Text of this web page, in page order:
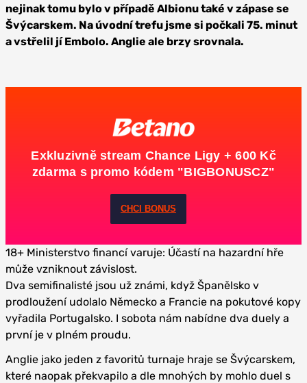
nejinak tomu bylo v případě Albionu také v zápase se
Švýcarskem. Na úvodní trefu jsme si počkali 75. minut
a vstřelil jí Embolo. Anglie ale brzy srovnala.
Exkluzivně stream Chance Ligy + 600 Kč
zdarma s promo kódem "BIGBONUSCZ"
CHCI BONUS
18+ Ministerstvo financí varuje: Účastí na hazardní hře
může vzniknout závislost.
Dva semifinalisté jsou už známi, když Španělsko v
prodloužení udolalo Německo a Francie na pokutové kopy
vyřadila Portugalsko. I sobota nám nabídne dva duely a
první je v plném proudu.
Anglie jako jeden z favoritů turnaje hraje se Švýcarskem,
které naopak překvapilo a dle mnohých by mohlo duel s